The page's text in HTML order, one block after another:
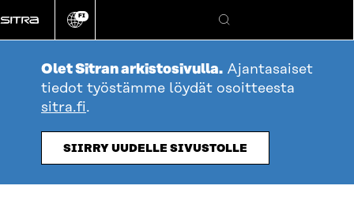
suoraan
sisältöön
Vaihda
kieli
FI
Hae
Olet Sitran arkistosivulla. Ajantasaiset
tiedot työstämme löydät osoitteesta
sitra.fi.
SIIRRY UUDELLE SIVUSTOLLE